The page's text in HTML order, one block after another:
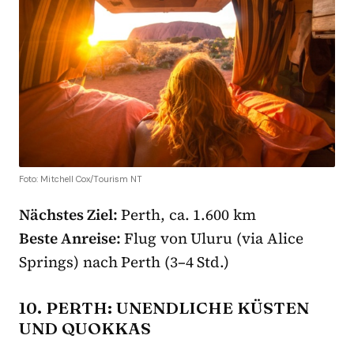
Foto: Mitchell Cox/Tourism NT
Nächstes Ziel:Perth, ca. 1.600 km
Beste Anreise:Flug von Uluru (via Alice
Springs) nach Perth (3–4 Std.)
10. PERTH: UNENDLICHE KÜSTEN
UND QUOKKAS